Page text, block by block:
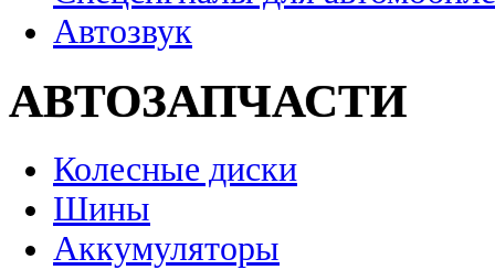
Автозвук
АВТОЗАПЧАСТИ
Колесные диски
Шины
Аккумуляторы